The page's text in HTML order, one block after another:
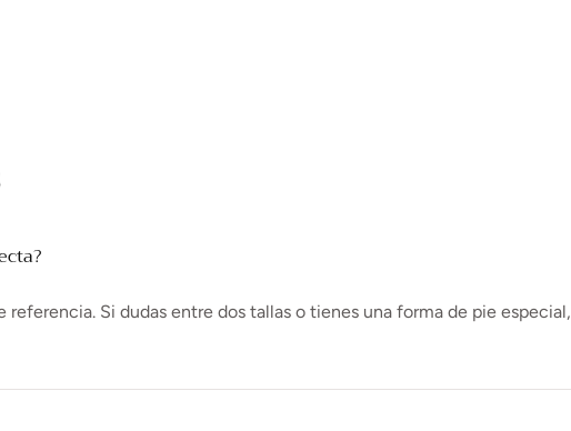
referencia. Si dudas entre dos tallas o tienes una forma de pie especial,